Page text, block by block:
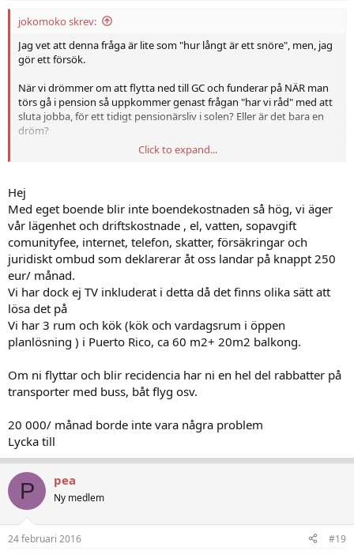
jokomoko skrev:
Jag vet att denna fråga är lite som "hur långt är ett snöre", men, jag
gör ett försök.
När vi drömmer om att flytta ned till GC och funderar på NÄR man
törs gå i pension så uppkommer genast frågan "har vi råd" med att
sluta jobba, för ett tidigt pensionärsliv i solen? Eller är det bara en
dröm?
Vi är ett par, runt 60 år unga. Låt oss säga att vi som bas kommer att
skuldfria - dvs. inga kapitalkostnader.
Eftersom vi kommer att ha mycket fritid vill vi gärna handla
matvaror på marknader och tillaga mycket mat själva, men vill ändå
unna oss lyxen att äta ute par gånger i veckan.
Vilken är den minsta månadsbudgeten (2 pers) man törs räkna
med.
- Mat & hygien
- Restaurangbesök 2-3ggr/vecka
- Försäkringar
- Skatter
- Ev. sjukvårdsförsäkringar?
- Bilskatt/försäkringar
- Allt övrigt..?
Är 20,000kr/månad en möjlig budget att leva på?
Har läst att en genomsnittlig månadslön efter skatt för lokalfolk i GC
är runt 15,000Kr efter skatt - men det kanske är vanligt att båda
arbetar?
Click to expand...
Hej
Med eget boende blir inte boendekostnaden så hög, vi äger
vår lägenhet och driftskostnade , el, vatten, sopavgift
comunityfee, internet, telefon, skatter, försäkringar och
juridiskt ombud som deklarerar åt oss landar på knappt 250
eur/ månad.
Vi har dock ej TV inkluderat i detta då det finns olika sätt att
lösa det på
Vi har 3 rum och kök (kök och vardagsrum i öppen
planlösning ) i Puerto Rico, ca 60 m2+ 20m2 balkong.
Om ni flyttar och blir recidencia har ni en hel del rabbatter på
transporter med buss, båt flyg osv.
20 000/ månad borde inte vara några problem
Lycka till
P pea
Ny medlem
24 februari 2016 #19